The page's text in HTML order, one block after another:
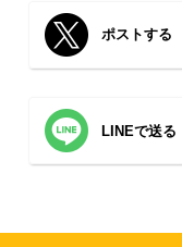
ポストする
LINEで送る